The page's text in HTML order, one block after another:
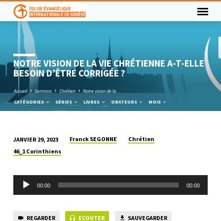
NOTRE VISION DE LA VIE CHRÉTIENNE A-T-ELLE
BESOIN D’ÊTRE CORRIGÉE ?
Accueil Sermons Chrétien
Notre vision de la…
CATÉGORIES
SÉRIES LIVRES ORATEURS MOIS
NOTRE
DE
LA
VIE
CHRÉTIENNE
JANVIER 29, 2023 Franck SEGONNE
Chrétien
46_1 Corinthiens
Lecteur
audio
00:00 00:00
REGARDER ECOUTER SAUVEGARDER